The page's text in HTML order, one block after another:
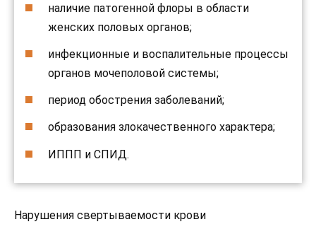
наличие патогенной флоры в области
женских половых органов;
инфекционные и воспалительные процессы
органов мочеполовой системы;
период обострения заболеваний;
образования злокачественного характера;
ИППП и СПИД.
Нарушения свертываемости крови